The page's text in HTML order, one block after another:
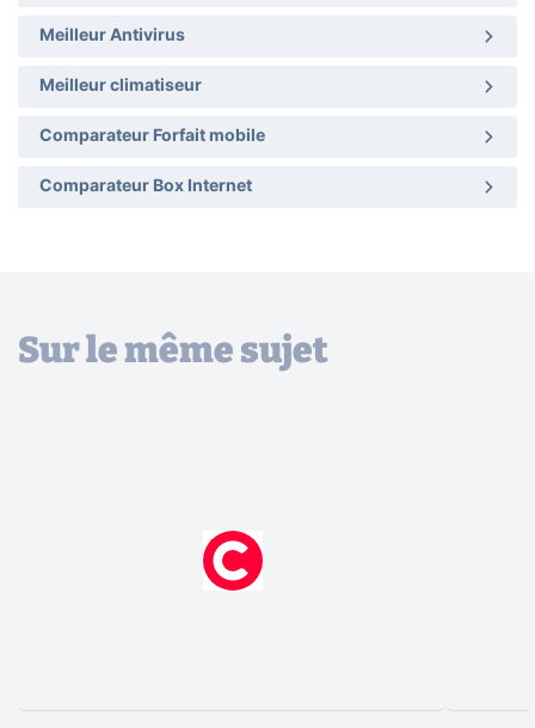
Meilleur Antivirus
Meilleur climatiseur
Comparateur Forfait mobile
Comparateur Box Internet
Sur le même sujet